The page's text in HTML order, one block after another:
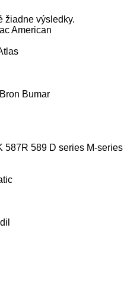
žiadne výsledky.
American
Bron Bumar
587R 589 D series M-series